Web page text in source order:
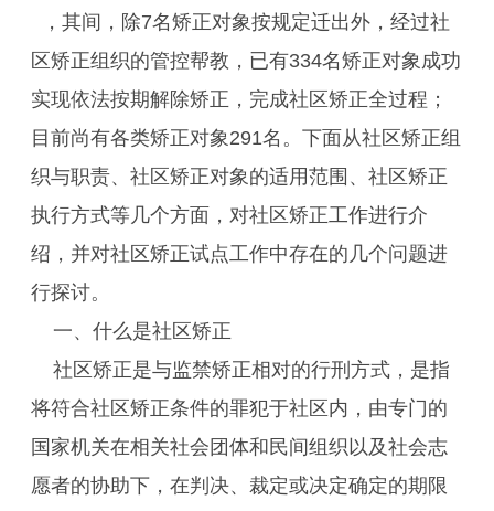
，其间，除7名矫正对象按规定迁出外，经过社
区矫正组织的管控帮教，已有334名矫正对象成功
实现依法按期解除矫正，完成社区矫正全过程；
目前尚有各类矫正对象291名。下面从社区矫正组
织与职责、社区矫正对象的适用范围、社区矫正
执行方式等几个方面，对社区矫正工作进行介
绍，并对社区矫正试点工作中存在的几个问题进
行探讨。
一、什么是社区矫正
社区矫正是与监禁矫正相对的行刑方式，是指
将符合社区矫正条件的罪犯于社区内，由专门的
国家机关在相关社会团体和民间组织以及社会志
愿者的协助下，在判决、裁定或决定确定的期限